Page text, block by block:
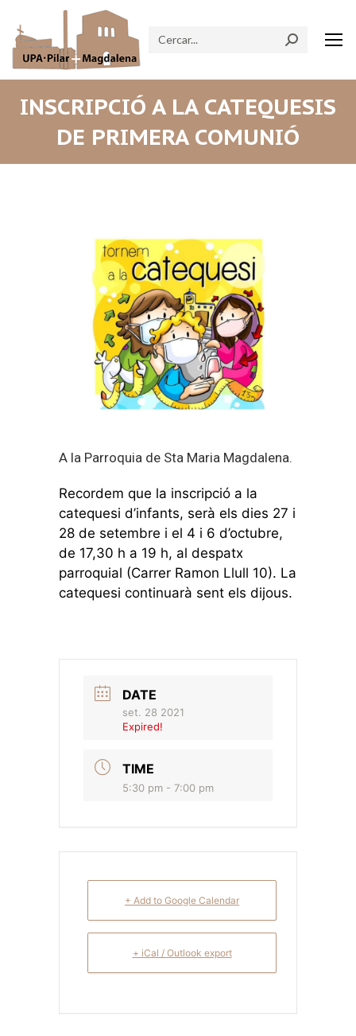
Search:
INSCRIPCIÓ A LA CATEQUESIS
DE PRIMERA COMUNIÓ
A la Parroquia de Sta Maria Magdalena.
Recordem que la inscripció a la
catequesi d’infants, serà els dies 27 i
28 de setembre i el 4 i 6 d’octubre,
de 17,30 h a 19 h, al despatx
parroquial (Carrer Ramon Llull 10). La
catequesi continuarà sent els dijous.
DATE
set. 28 2021
Expired!
TIME
5:30 pm - 7:00 pm
+ Add to Google Calendar
+ iCal / Outlook export